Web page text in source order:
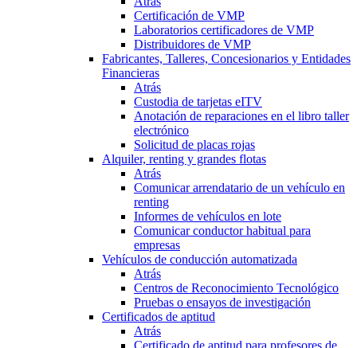
Certificación de VMP
Laboratorios certificadores de VMP
Distribuidores de VMP
Fabricantes, Talleres, Concesionarios y Entidades
Financieras
Atrás
Custodia de tarjetas eITV
Anotación de reparaciones en el libro taller
electrónico
Solicitud de placas rojas
Alquiler, renting y grandes flotas
Atrás
Comunicar arrendatario de un vehículo en
renting
Informes de vehículos en lote
Comunicar conductor habitual para
empresas
Vehículos de conducción automatizada
Atrás
Centros de Reconocimiento Tecnológico
Pruebas o ensayos de investigación
Certificados de aptitud
Atrás